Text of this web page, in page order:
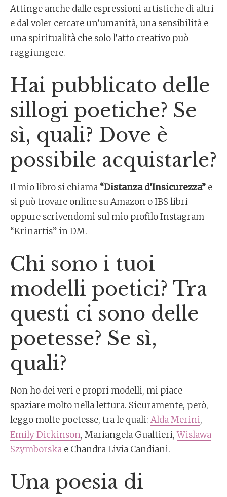
Attinge anche dalle espressioni artistiche di altri
e dal voler cercare un’umanità, una sensibilità e
una spiritualità che solo l’atto creativo può
raggiungere.
Hai pubblicato delle
sillogi poetiche? Se
sì, quali? Dove è
possibile acquistarle?
Il mio libro si chiama “Distanza d’Insicurezza” e
si può trovare online su Amazon o IBS libri
oppure scrivendomi sul mio profilo Instagram
“Krinartis” in DM.
Chi sono i tuoi
modelli poetici? Tra
questi ci sono delle
poetesse? Se sì,
quali?
Non ho dei veri e propri modelli, mi piace
spaziare molto nella lettura. Sicuramente, però,
leggo molte poetesse, tra le quali: Alda Merini,
Emily Dickinson, Mariangela Gualtieri,Wislawa
Szymborska e Chandra Livia Candiani.
Una poesia di